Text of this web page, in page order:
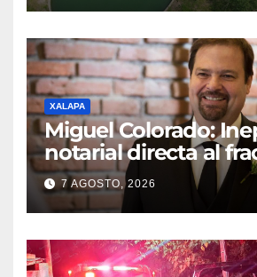
XALAPA
Miguel Colorado:
notarial directa al
7 AGOSTO, 2026